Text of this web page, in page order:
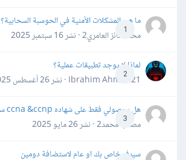
1
ما هي المشكلات الأمنية في الحوسبة السحابية؟
محمد فائز العامري2 · نشر
16 سبتمبر 2025
2
لماذا لا يوجد تطبيقات عملية؟
Ibrahim Ahmed21 · نشر
26 أغسطس 2025
3
هل بحصولي فقط على شهاده ccna &ccnp ساجد عمل
مصعب محمد2 · نشر
26 مايو 2025
سيرفر خاص بك او عام لاستضافة دومين